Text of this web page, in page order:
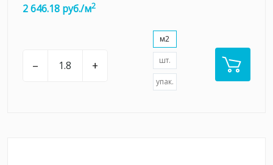
2 646.18 руб./м2
– +
м2
шт.
упак.